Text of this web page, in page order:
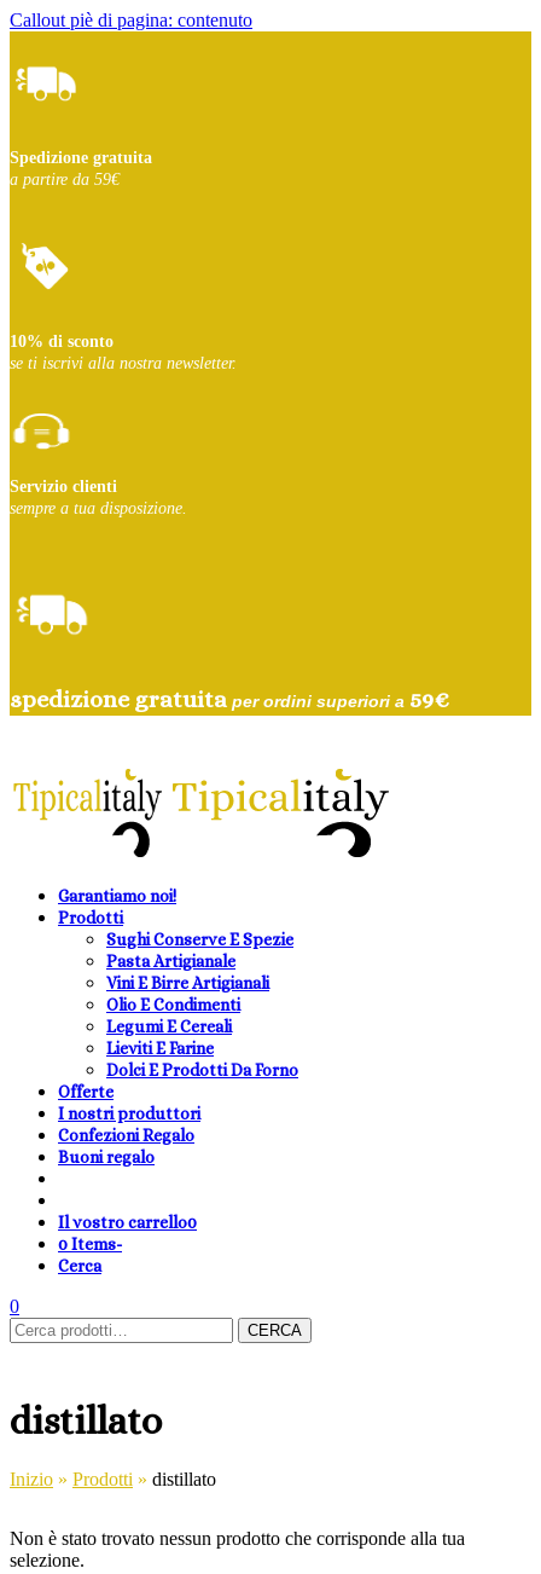
Callout piè di pagina: contenuto
Spedizione gratuita
a partire da 59€
10% di sconto
se ti iscrivi alla nostra newsletter.
Servizio clienti
sempre a tua disposizione.
spedizione gratuita per ordini superiori a 59€
Garantiamo noi!
Prodotti
Sughi Conserve E Spezie
Pasta Artigianale
Vini E Birre Artigianali
Olio E Condimenti
Legumi E Cereali
Lieviti E Farine
Dolci E Prodotti Da Forno
Offerte
I nostri produttori
Confezioni Regalo
Buoni regalo
Il vostro carrello0
0 Items-
Cerca
0shopping-
basket
Area
Clienti
search
cambia
lingua
Carrello
Cerca: CERCA
distillato
Inizio » Prodotti » distillato
Non è stato trovato nessun prodotto che corrisponde alla tua
selezione.